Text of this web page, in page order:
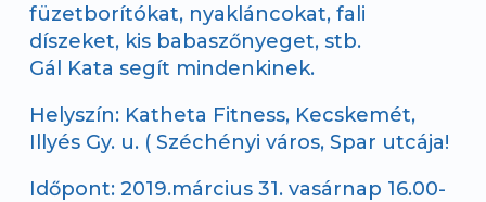
füzetborítókat, nyakláncokat, fali
díszeket, kis babaszőnyeget, stb.
Gál Kata segít mindenkinek.
Helyszín: Katheta Fitness, Kecskemét,
Illyés Gy. u. ( Széchényi város, Spar utcája!
Időpont: 2019.március 31. vasárnap 16.00-